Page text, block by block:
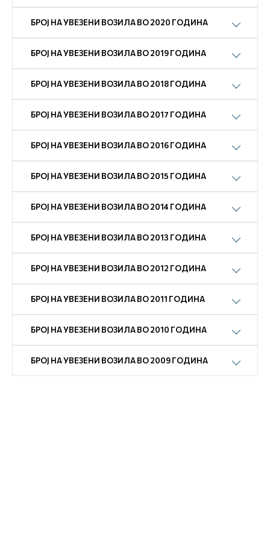
БРОЈ НА УВЕЗЕНИ ВОЗИЛА ВО 2020 ГОДИНА
БРОЈ НА УВЕЗЕНИ ВОЗИЛА ВО 2019 ГОДИНА
БРОЈ НА УВЕЗЕНИ ВОЗИЛА ВО 2018 ГОДИНА
БРОЈ НА УВЕЗЕНИ ВОЗИЛА ВО 2017 ГОДИНА
БРОЈ НА УВЕЗЕНИ ВОЗИЛА ВО 2016 ГОДИНА
БРОЈ НА УВЕЗЕНИ ВОЗИЛА ВО 2015 ГОДИНА
БРОЈ НА УВЕЗЕНИ ВОЗИЛА ВО 2014 ГОДИНА
БРОЈ НА УВЕЗЕНИ ВОЗИЛА ВО 2013 ГОДИНА
БРОЈ НА УВЕЗЕНИ ВОЗИЛА ВО 2012 ГОДИНА
БРОЈ НА УВЕЗЕНИ ВОЗИЛА ВО 2011 ГОДИНА
БРОЈ НА УВЕЗЕНИ ВОЗИЛА ВО 2010 ГОДИНА
БРОЈ НА УВЕЗЕНИ ВОЗИЛА ВО 2009 ГОДИНА